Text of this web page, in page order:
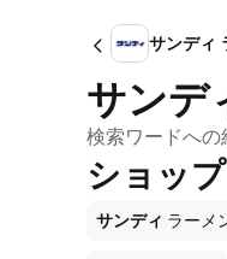
サンディ
サンデ
検索ワードへの
ショッ
サンディ ラーメ